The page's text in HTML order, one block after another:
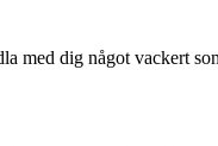
med dig något vackert